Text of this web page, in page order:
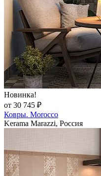
Новинка!
от 30 745 ₽
Ковры. Morocco
Kerama Marazzi, Россия